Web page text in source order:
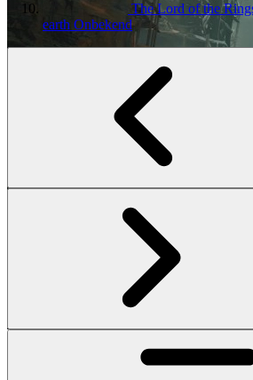
The Lord of the
earth Onbekend